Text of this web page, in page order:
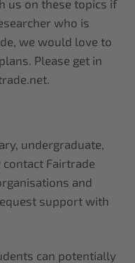
us on these topics if
who is
we would love to
Please get in
undergraduate,
Fairtrade
and
support with
can potentially